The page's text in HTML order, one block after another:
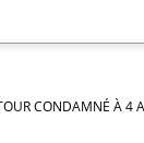
CONDAMNÉ À 4